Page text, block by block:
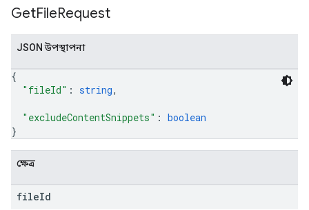
GetFileRequest
JSON উপস্থাপনা
{
"fileId" : string,
"excludeContentSnippets" : boolean
}
ক্ষেত্র
fileId